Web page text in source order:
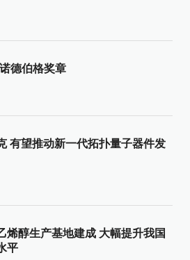
德伯格奖章
有望推动新一代拓扑量子器件发
烯醇生产基地建成 大幅提升我国
平